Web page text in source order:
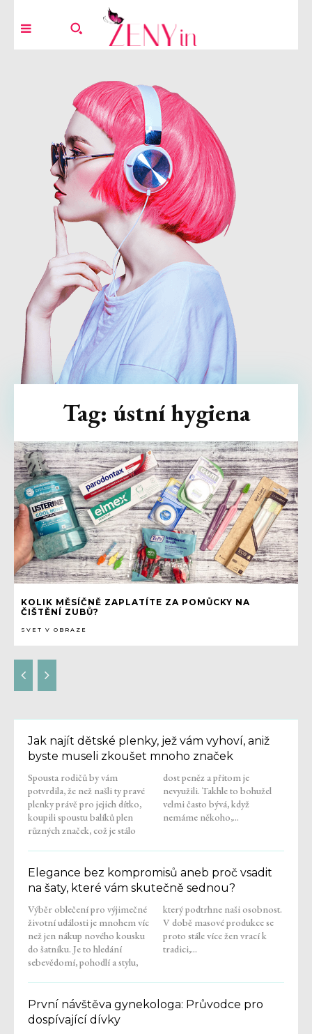
KOLIK MĚSÍČNĚ ZAPLATÍTE ZA POMŮCKY NA
ČIŠTĚNÍ ZUBŮ?
SVET V OBRAZE
Tag: ústní hygiena
Jak najít dětské plenky, jež vám vyhoví, aniž
byste museli zkoušet mnoho značek
Spousta rodičů by vám
potvrdila, že než našli ty pravé
plenky právě pro jejich dítko,
koupili spoustu balíků plen
různých značek, což je stálo
dost peněz a přitom je
nevyužili. Takhle to bohužel
velmi často bývá, když
nemáme někoho,...
Elegance bez kompromisů aneb proč vsadit
na šaty, které vám skutečně sednou?
Výběr oblečení pro výjimečné
životní události je mnohem víc
než jen nákup nového kousku
do šatníku. Je to hledání
sebevědomí, pohodlí a stylu,
který podtrhne naši osobnost.
V době masové produkce se
proto stále více žen vrací k
tradici,...
První návštěva gynekologa: Průvodce pro
dospívající dívky